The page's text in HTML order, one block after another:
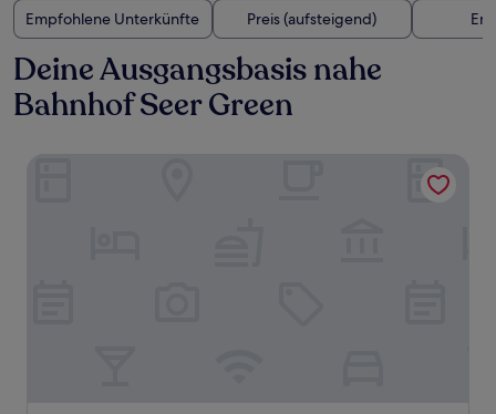
Empfohlene Unterkünfte
Preis (aufsteigend)
Deine Ausgangsbasis nahe
Bahnhof Seer Green